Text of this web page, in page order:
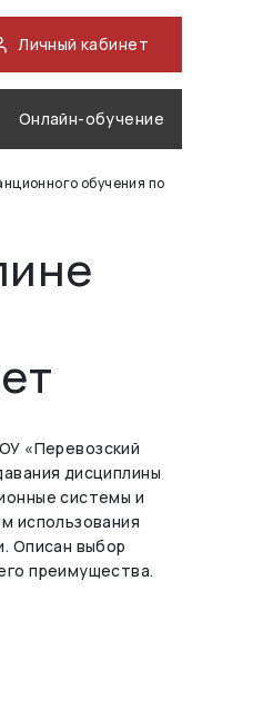
Личный кабинет
Онлайн-обучение
обучения по
«Перевозский
дисциплины
системы и
использования
Описан выбор
преимущества.